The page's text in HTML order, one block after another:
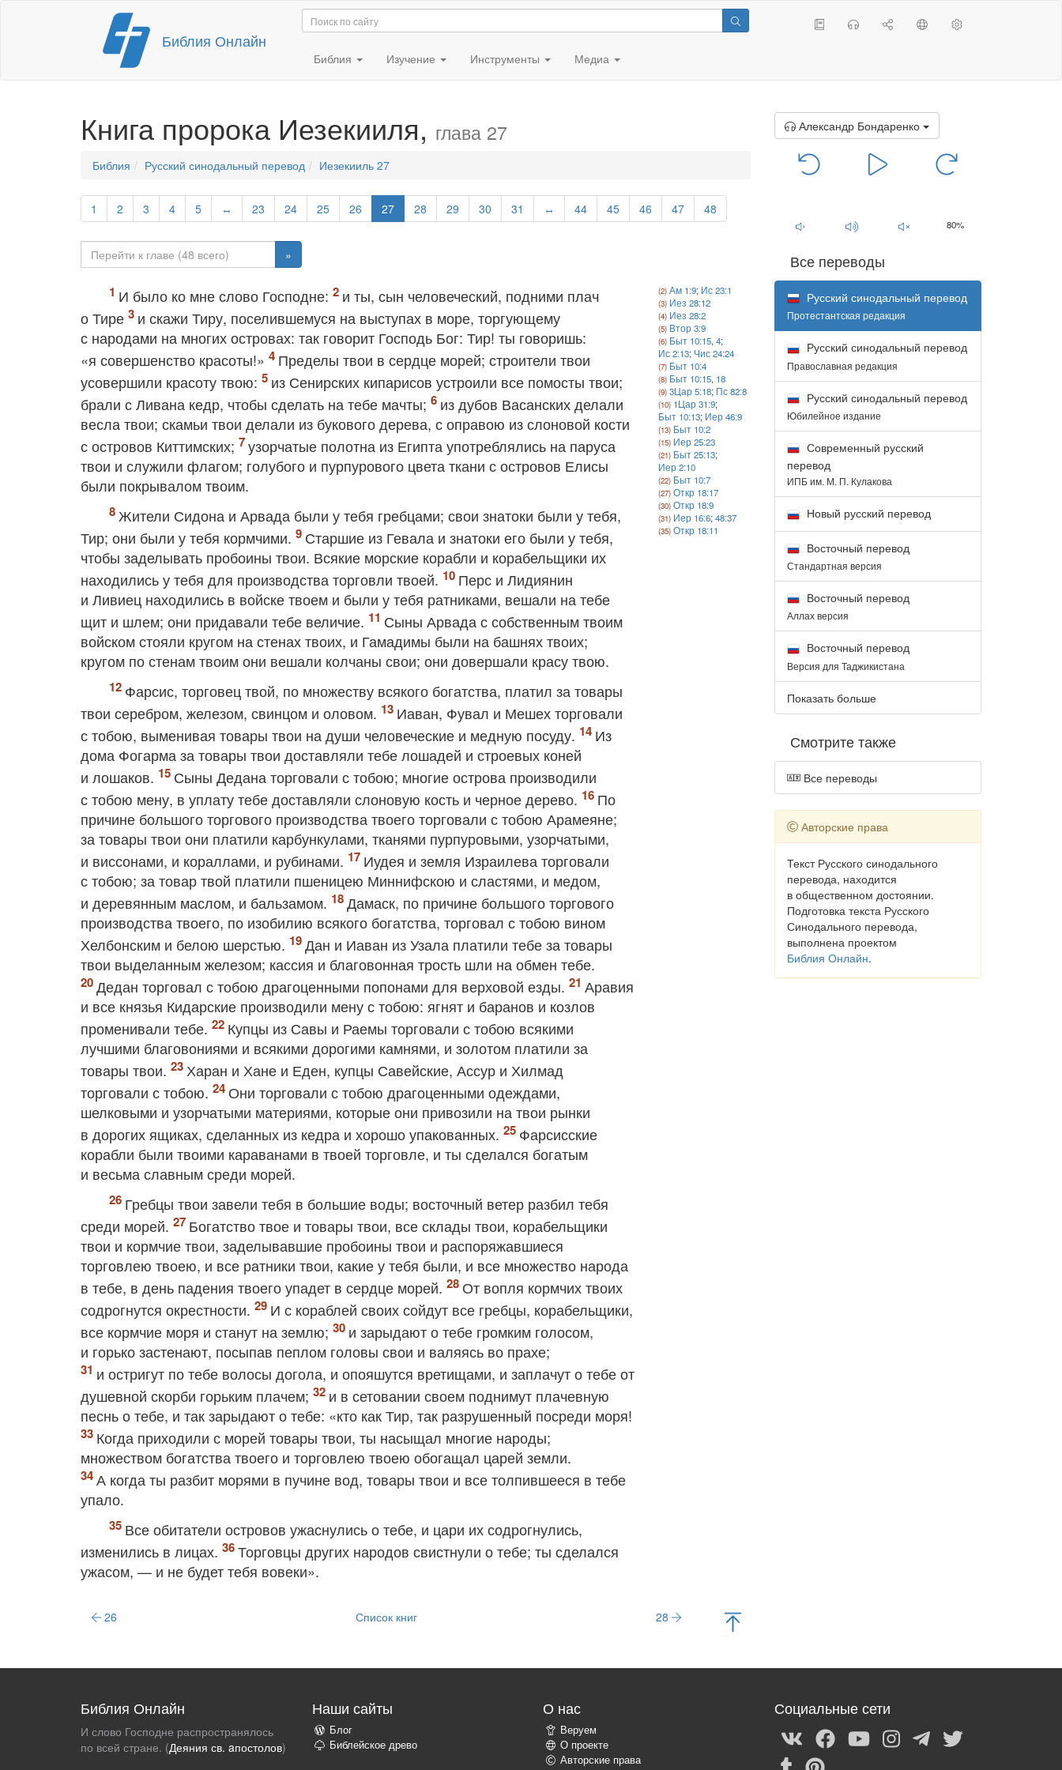
Перейти
содержимому
Библия Онлайн
Библия Изучение Инструменты Медиа
Книга пророка Иезекииля, глава 27
Библия Русский синодальный перевод Иезекииль 27
1 2 3 4 5 ↔ 23 24 25 26 27 28 29 30 31 ↔ 44 45 46 47 48
»
И было ко мне слово Господне:
и ты, сын человеческий, подними плач
о Тире
и скажи Тиру, поселившемуся на выступах в море, торгующему
с народами на многих островах: так говорит Господь Бог: Тир! ты говоришь:
«я совершенство красоты!»
Пределы твои в сердце морей; строители твои
усовершили красоту твою:
из Сенирских кипарисов устроили все помосты твои;
брали с Ливана кедр, чтобы сделать на тебе мачты;
из дубов Васанских делали
весла твои; скамьи твои делали из букового дерева, с оправою из слоновой кости
с островов Киттимских;
узорчатые полотна из Египта употреблялись на паруса
твои и служили флагом; голубого и пурпурового цвета ткани с островов Елисы
были покрывалом твоим.
Жители Сидона и Арвада были у тебя гребцами; свои знатоки были у тебя,
Тир; они были у тебя кормчими.
Старшие из Гевала и знатоки его были у тебя,
чтобы заделывать пробоины твои. Всякие морские корабли и корабельщики их
находились у тебя для производства торговли твоей.
Перс и Лидиянин
и Ливиец находились в войске твоем и были у тебя ратниками, вешали на тебе
щит и шлем; они придавали тебе величие.
Сыны Арвада с собственным твоим
войском стояли кругом на стенах твоих, и Гамадимы были на башнях твоих;
кругом по стенам твоим они вешали колчаны свои; они довершали красу твою.
Фарсис, торговец твой, по множеству всякого богатства, платил за товары
твои серебром, железом, свинцом и оловом.
Иаван, Фувал и Мешех торговали
с тобою, выменивая товары твои на души человеческие и медную посуду.
Из
дома Фогарма за товары твои доставляли тебе лошадей и строевых коней
и лошаков.
Сыны Дедана торговали с тобою; многие острова производили
с тобою мену, в уплату тебе доставляли слоновую кость и черное дерево.
По
причине большого торгового производства твоего торговали с тобою Арамеяне;
за товары твои они платили карбункулами, тканями пурпуровыми, узорчатыми,
и виссонами, и кораллами, и рубинами.
Иудея и земля Израилева торговали
с тобою; за товар твой платили пшеницею Миннифскою и сластями, и медом,
и деревянным маслом, и бальзамом.
Дамаск, по причине большого торгового
производства твоего, по изобилию всякого богатства, торговал с тобою вином
Хелбонским и белою шерстью.
Дан и Иаван из Узала платили тебе за товары
твои выделанным железом; кассия и благовонная трость шли на обмен тебе.
Дедан торговал с тобою драгоценными попонами для верховой езды.
Аравия
и все князья Кидарские производили мену с тобою: ягнят и баранов и козлов
променивали тебе.
Купцы из Савы и Раемы торговали с тобою всякими
лучшими благовониями и всякими дорогими камнями, и золотом платили за
товары твои.
Харан и Хане и Еден, купцы Савейские, Ассур и Хилмад
торговали с тобою.
Они торговали с тобою драгоценными одеждами,
шелковыми и узорчатыми материями, которые они привозили на твои рынки
в дорогих ящиках, сделанных из кедра и хорошо упакованных.
Фарсисские
корабли были твоими караванами в твоей торговле, и ты сделался богатым
и весьма славным среди морей.
Гребцы твои завели тебя в большие воды; восточный ветер разбил тебя
среди морей.
Богатство твое и товары твои, все склады твои, корабельщики
твои и кормчие твои, заделывавшие пробоины твои и распоряжавшиеся
торговлею твоею, и все ратники твои, какие у тебя были, и все множество народа
в тебе, в день падения твоего упадет в сердце морей.
От вопля кормчих твоих
содрогнутся окрестности.
И с кораблей своих сойдут все гребцы, корабельщики,
все кормчие моря и станут на землю;
и зарыдают о тебе громким голосом,
и горько застенают, посыпав пеплом головы свои и валяясь во прахе;
и остригут по тебе волосы догола, и опояшутся вретищами, и заплачут о тебе от
душевной скорби горьким плачем;
и в сетовании своем поднимут плачевную
песнь о тебе, и так зарыдают о тебе: «кто как Тир, так разрушенный посреди моря!
Когда приходили с морей товары твои, ты насыщал многие народы;
множеством богатства твоего и торговлею твоею обогащал царей земли.
А когда ты разбит морями в пучине вод, товары твои и все толпившееся в тебе
упало.
Все обитатели островов ужаснулись о тебе, и цари их содрогнулись,
изменились в лицах.
Торговцы других народов свистнули о тебе; ты сделался
ужасом, — и не будет тебя вовеки».
Ам 1:9; Ис 23:1
Иез 28:12
Иез 28:2
Втор 3:9
Быт 10:15,4;
Ис 2:13; Чис 24:24
Быт 10:4
Быт 10:15, 18
3Цар 5:18; Пс 82:8
1Цар 31:9;
Быт 10:13; Иер 46:9
Быт 10:2
Иер 25:23
Быт 25:13;
Иер 2:10
Быт 10:7
Откр 18:17
Откр 18:9
Иер 16:6;48:37
Откр 18:11
26 Список книг 28
Александр Бондаренко
80%
Все переводы
Русский синодальный перевод
Протестантская редакция
Русский синодальный перевод
Православная редакция
Русский синодальный перевод
Юбилейное издание
Современный русский
перевод
ИПБ им. М. П. Кулакова
Новый русский перевод
Восточный перевод
Стандартная версия
Восточный перевод
Аллах версия
Восточный перевод
Версия для Таджикистана
Показать больше
Смотрите также
Все переводы
Авторские права
Текст Русского синодального
перевода, находится
в общественном достоянии.
Подготовка текста Русского
Синодального перевода,
выполнена проектом
Библия Онлайн.
Библия Онлайн
И слово Господне распространялось
по всей стране. (Деяния св. aпостолов)
Наши сайты
Блог
Библейское древо
О нас
Веруем
О проекте
Авторские права
Социальные сети